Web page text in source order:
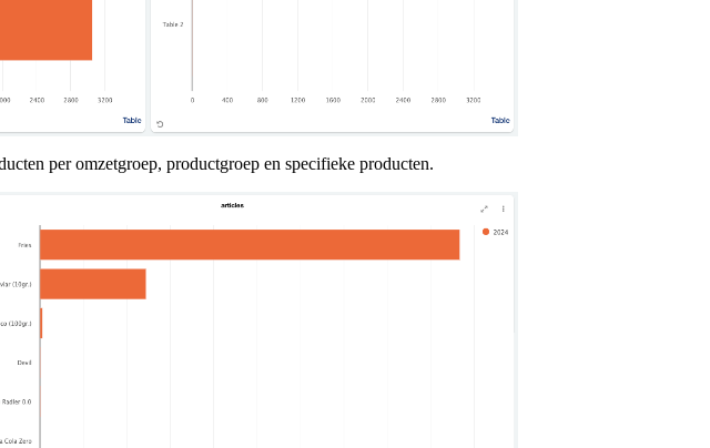
per omzetgroep, productgroep en specifieke producten.